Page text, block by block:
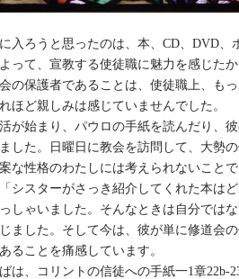
入ろうと思ったのは、本、CD、DVD、
って、宣教する使徒職に魅力を感じた
の保護者であることは、使徒職上、も
ほど親しみは感じていませんでした。
が始まり、パウロの手紙を読んだり、
した。日曜日に教会を訪問して、大勢
な性格のわたしには考えられないこと
シスターがさっき紹介してくれた本は
しゃいました。そんなときは自分では
ました。そして今は、彼が単に修道会
ることを痛感しています。
は、コリントの信徒への手紙一1章22b-